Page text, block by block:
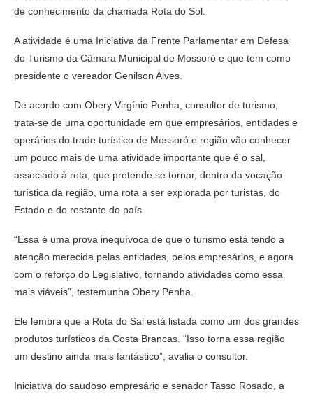
de conhecimento da chamada Rota do Sol.
A atividade é uma Iniciativa da Frente Parlamentar em Defesa
do Turismo da Câmara Municipal de Mossoró e que tem como
presidente o vereador Genilson Alves.
De acordo com Obery Virgínio Penha, consultor de turismo,
trata-se de uma oportunidade em que empresários, entidades e
operários do trade turístico de Mossoró e região vão conhecer
um pouco mais de uma atividade importante que é o sal,
associado à rota, que pretende se tornar, dentro da vocação
turística da região, uma rota a ser explorada por turistas, do
Estado e do restante do país.
“Essa é uma prova inequívoca de que o turismo está tendo a
atenção merecida pelas entidades, pelos empresários, e agora
com o reforço do Legislativo, tornando atividades como essa
mais viáveis”, testemunha Obery Penha.
Ele lembra que a Rota do Sal está listada como um dos grandes
produtos turísticos da Costa Brancas. “Isso torna essa região
um destino ainda mais fantástico”, avalia o consultor.
Iniciativa do saudoso empresário e senador Tasso Rosado, a